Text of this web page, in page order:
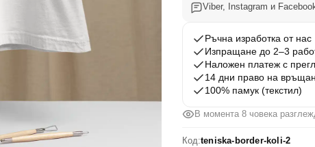
Viber, Instagram и
Ръчна изработка от нас
Изпращане до 2–3
Наложен платеж с
14 дни право на
100% памук (текстил)
В момента 8 човека
Код:teniska-border-koli-2